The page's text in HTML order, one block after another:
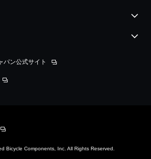
パン公式サイト
Bicycle Components, Inc. All Rights Reserved.